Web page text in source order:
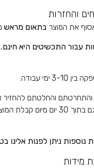
והחזרות
את המוצר בתאום מראש
עבור התכשיטים היא חינם.
10 ימי עבודה.
והחלטתם להחזיר
קבלת המוצר ולקבל
ניתן לפנות אלינו בטלפון
מידות